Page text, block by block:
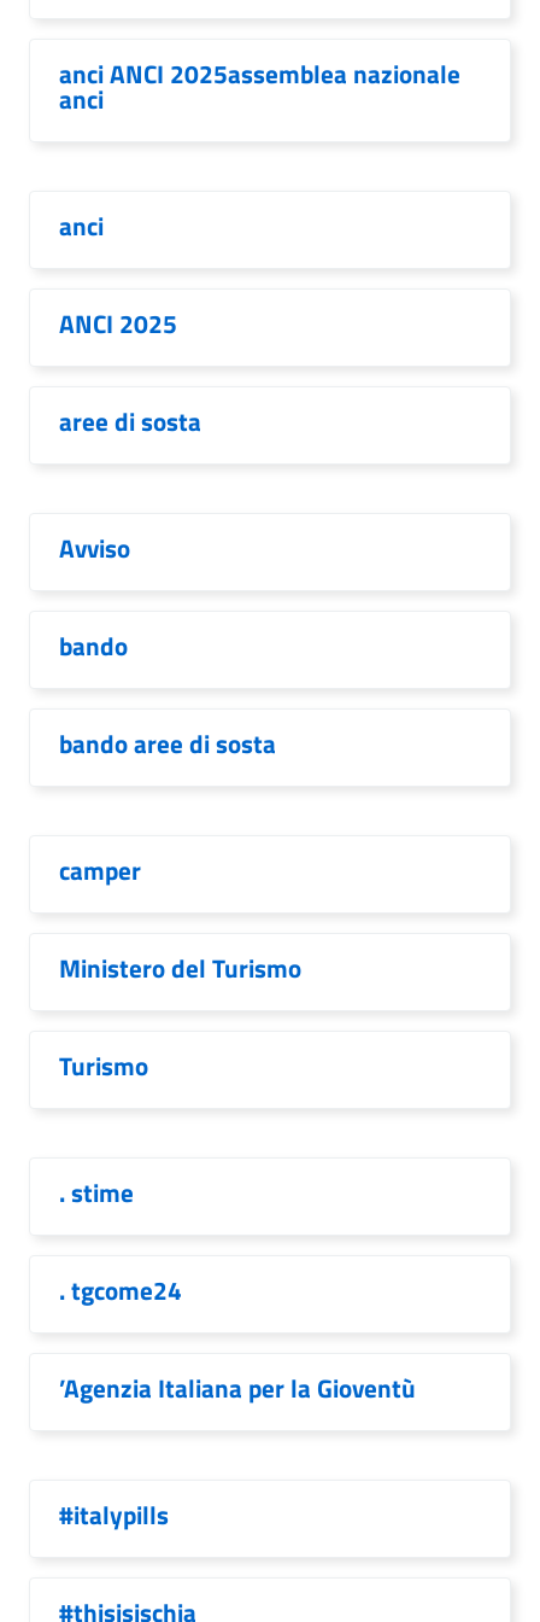
anci ANCI 2025assemblea nazionale
anci
anci
ANCI 2025
aree di sosta
Avviso
bando
bando aree di sosta
camper
Ministero del Turismo
Turismo
. stime
. tgcome24
’Agenzia Italiana per la Gioventù
#italypills
#thisisischia